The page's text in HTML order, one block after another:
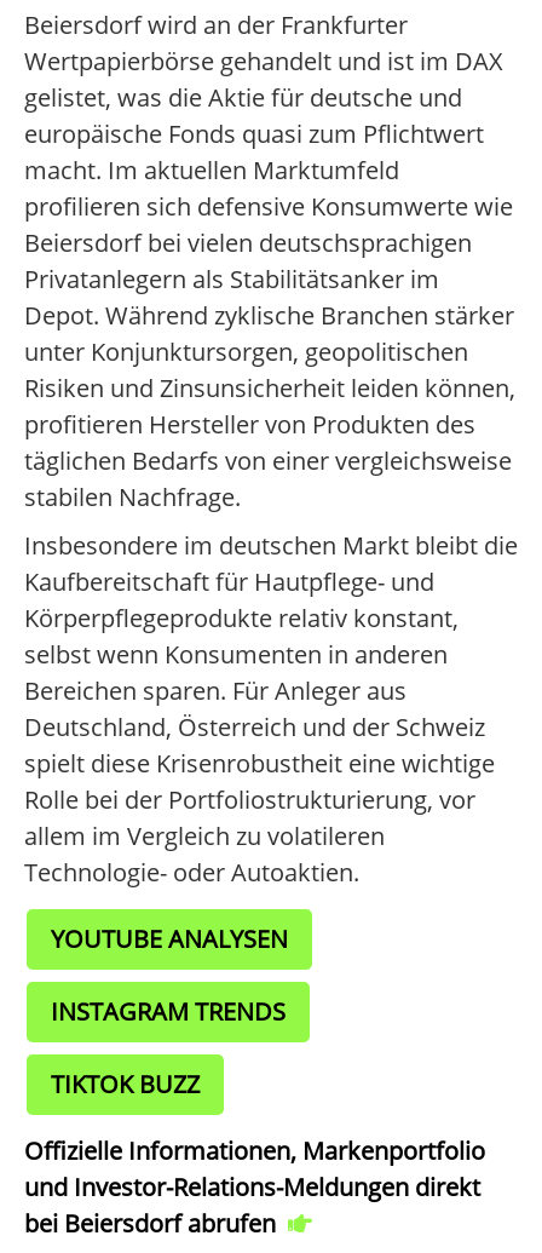
Beiersdorf wird an der Frankfurter
Wertpapierbörse gehandelt und ist im DAX
gelistet, was die Aktie für deutsche und
europäische Fonds quasi zum Pflichtwert
macht. Im aktuellen Marktumfeld
profilieren sich defensive Konsumwerte wie
Beiersdorf bei vielen deutschsprachigen
Privatanlegern als Stabilitätsanker im
Depot. Während zyklische Branchen stärker
unter Konjunktursorgen, geopolitischen
Risiken und Zinsunsicherheit leiden können,
profitieren Hersteller von Produkten des
täglichen Bedarfs von einer vergleichsweise
stabilen Nachfrage.
Insbesondere im deutschen Markt bleibt die
Kaufbereitschaft für Hautpflege- und
Körperpflegeprodukte relativ konstant,
selbst wenn Konsumenten in anderen
Bereichen sparen. Für Anleger aus
Deutschland, Österreich und der Schweiz
spielt diese Krisenrobustheit eine wichtige
Rolle bei der Portfoliostrukturierung, vor
allem im Vergleich zu volatileren
Technologie- oder Autoaktien.
YOUTUBE ANALYSEN
INSTAGRAM TRENDS
TIKTOK BUZZ
Offizielle Informationen, Markenportfolio
und Investor-Relations-Meldungen direkt
bei Beiersdorf abrufen